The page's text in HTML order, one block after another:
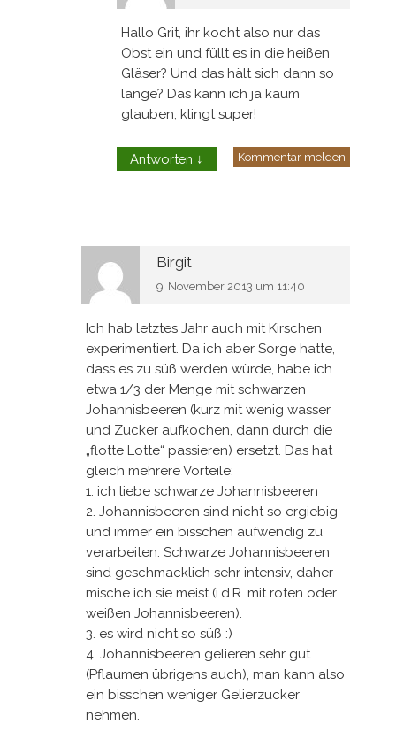
Hallo Grit, ihr kocht also nur das
Obst ein und füllt es in die heißen
Gläser? Und das hält sich dann so
lange? Das kann ich ja kaum
glauben, klingt super!
Antworten ↓ Kommentar melden
Birgit
9. November 2013 um 11:40
Ich hab letztes Jahr auch mit Kirschen
experimentiert. Da ich aber Sorge hatte,
dass es zu süß werden würde, habe ich
etwa 1/3 der Menge mit schwarzen
Johannisbeeren (kurz mit wenig wasser
und Zucker aufkochen, dann durch die
„flotte Lotte“ passieren) ersetzt. Das hat
gleich mehrere Vorteile:
1. ich liebe schwarze Johannisbeeren
2. Johannisbeeren sind nicht so ergiebig
und immer ein bisschen aufwendig zu
verarbeiten. Schwarze Johannisbeeren
sind geschmacklich sehr intensiv, daher
mische ich sie meist (i.d.R. mit roten oder
weißen Johannisbeeren).
3. es wird nicht so süß :)
4. Johannisbeeren gelieren sehr gut
(Pflaumen übrigens auch), man kann also
ein bisschen weniger Gelierzucker
nehmen.